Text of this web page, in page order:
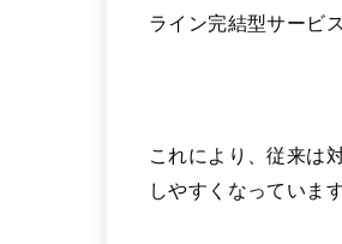
ライン完結型サービ
これにより、従来は
しやすくなっています